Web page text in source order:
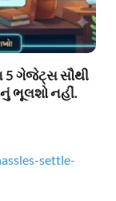
5 ગેજેટ્સ સૌથી
ભૂલશો નહીં.